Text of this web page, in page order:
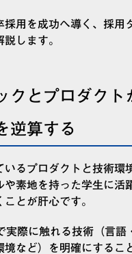
採用を成功へ導く、採用
します。
クとプロダクト
逆算する
いるプロダクトと技術環
や素地を持った学生に活
とが肝心です。
実際に触れる技術（言語
境など）を明確にするこ